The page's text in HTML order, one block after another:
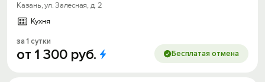
Казань, ул. Залесная, д. 2
Кухня
за 1 сутки
от 1 300 руб. Бесплатая отмена